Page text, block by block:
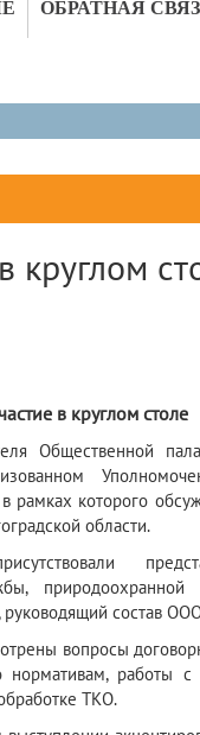
ОБРАТНАЯ
круглом
в круглом столе
Общественной
в рамках которого
области.
состав
вопросы
работы
ТКО.